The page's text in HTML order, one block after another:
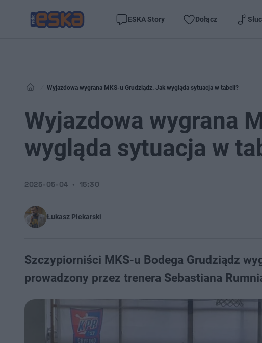
ESKA Story Dołącz
Wyjazdowa wygrana MKS-u Grudziądz. Jak wygląda sytuacja w tabeli?
Wyjazdowa wygrana
wygląda sytuacja w
Łukasz Piekarski
2025-05-04 15:30
Szczypiorniści MKS-u Bodega Grudziądz
prowadzony przez trenera Sebastiana